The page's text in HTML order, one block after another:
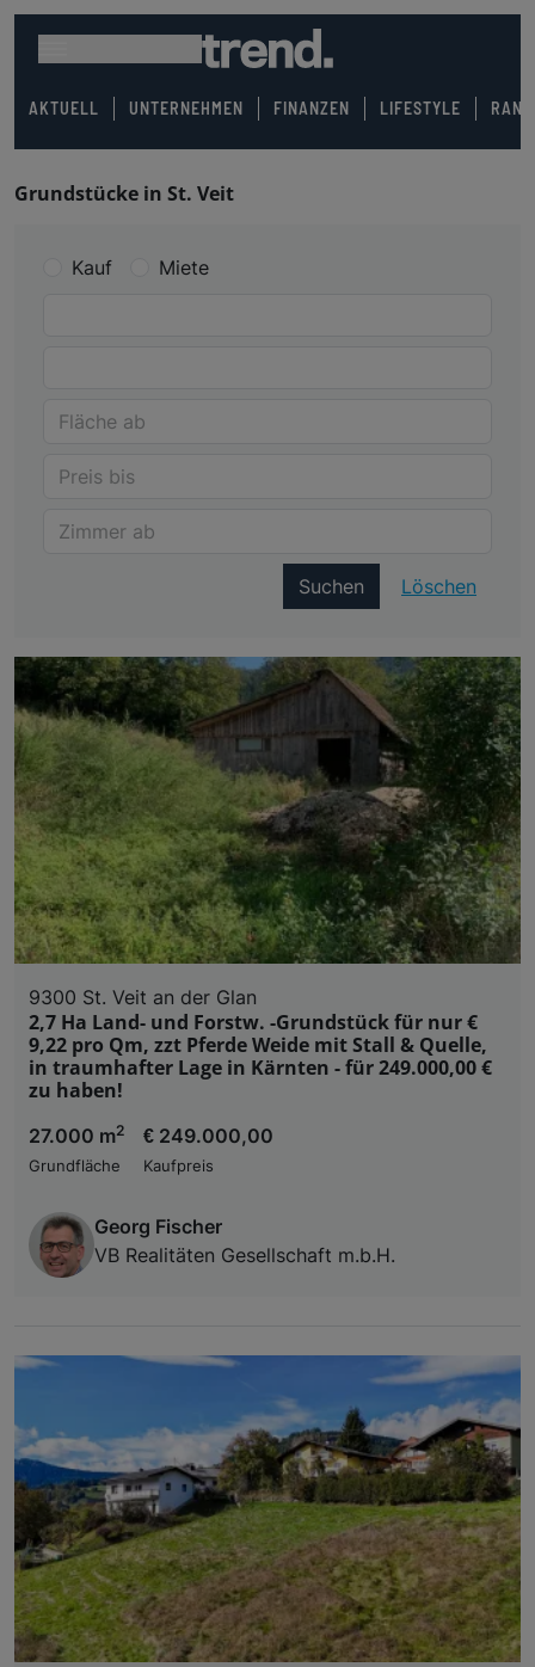
AKTUELL UNTERNEHMEN FINANZEN LIFESTYLE
Grundstücke in St. Veit
Kauf Miete
Suchen Löschen
9300 St. Veit an der Glan
2,7 Ha Land- und Forstw. -Grundstück für nur €
9,22 pro Qm, zzt Pferde Weide mit Stall & Quelle,
in traumhafter Lage in Kärnten - für 249.000,00 €
zu haben!
27.000 m2
Grundfläche
€ 249.000,00
Kaufpreis
Georg Fischer
VB Realitäten Gesellschaft m.b.H.